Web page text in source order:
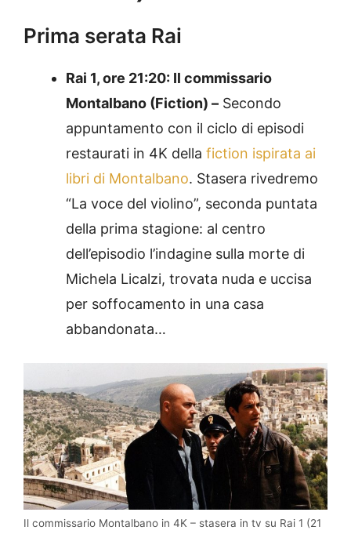
Prima serata Rai
Rai 1, ore 21:20: Il commissario
Montalbano (Fiction) – Secondo
appuntamento con il ciclo di episodi
restaurati in 4K della fiction ispirata ai
libri di Montalbano. Stasera rivedremo
“La voce del violino”, seconda puntata
della prima stagione: al centro
dell’episodio l’indagine sulla morte di
Michela Licalzi, trovata nuda e uccisa
per soffocamento in una casa
abbandonata…
Il commissario Montalbano in 4K – stasera in tv su Rai 1 (21